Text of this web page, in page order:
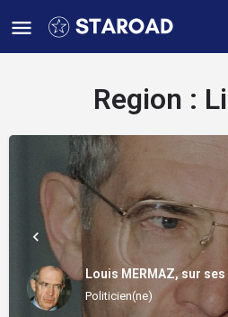
Region :
Louis MERMAZ, sur ses
Politicien(ne)